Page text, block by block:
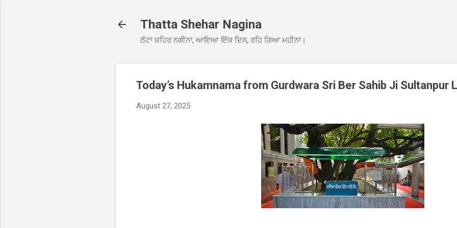
Thatta Shehar Nagina
ਠੱਟਾ ਸ਼ਹਿਰ ਨਗੀਨਾ, ਆਇਆ ਇੱਕ ਦਿਨ, ਰਹਿ ਗਿਆ ਮਹੀਨਾ।
Today’s Hukamnama from Gurdwara Sri Ber Sahib Ji Sultanpur
August 27, 2025